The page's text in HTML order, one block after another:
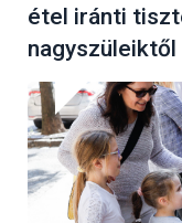
étel iránti